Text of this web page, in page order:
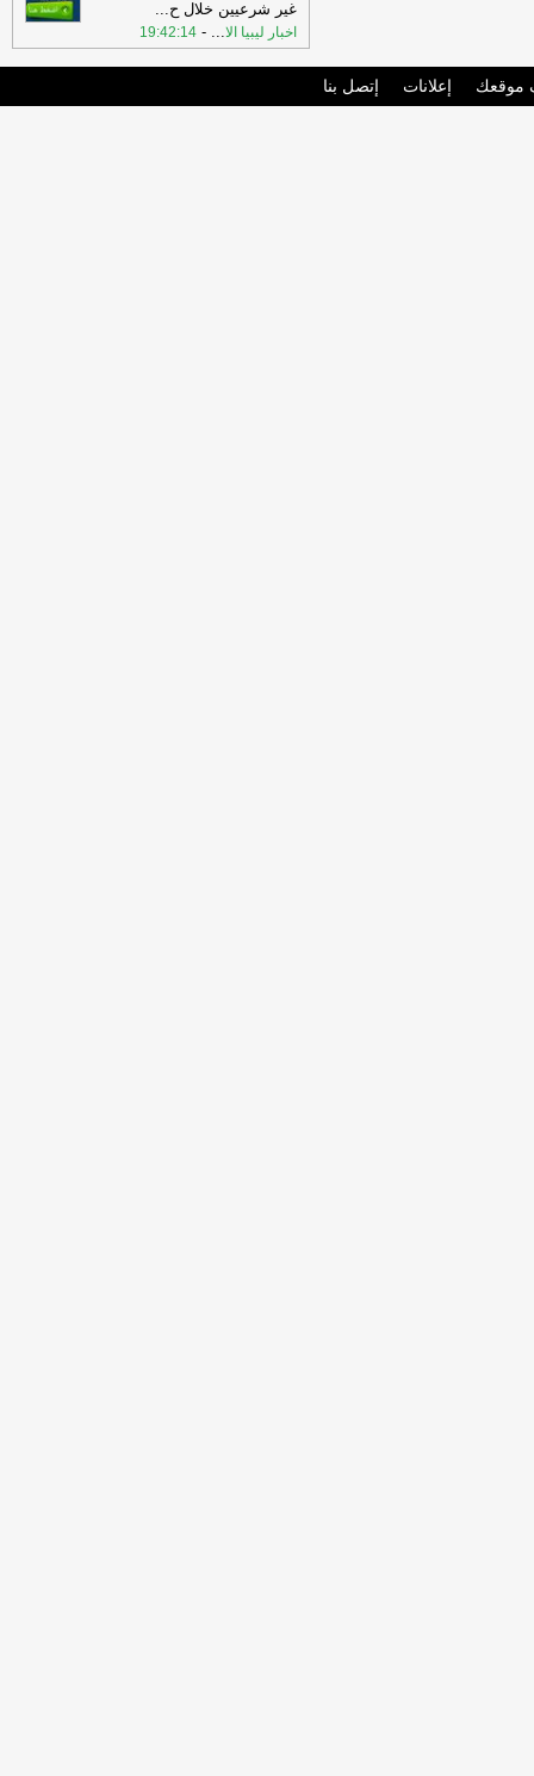
غير شرعيين خلال ح...
اخبار ليبيا الا...
-
19:42:14
موقعك إعلانات إتصل بنا